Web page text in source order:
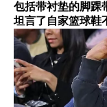
包括带衬垫的脚踝
坦言了自家篮球鞋